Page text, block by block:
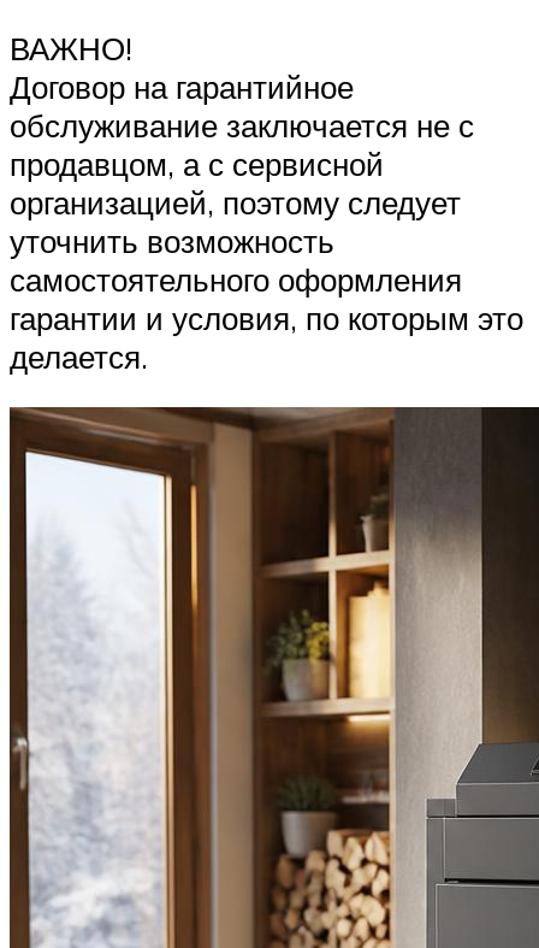
ВАЖНО!
Договор на гарантийное
обслуживание заключается не с
продавцом, а с сервисной
организацией, поэтому следует
уточнить возможность
самостоятельного оформления
гарантии и условия, по которым это
делается.